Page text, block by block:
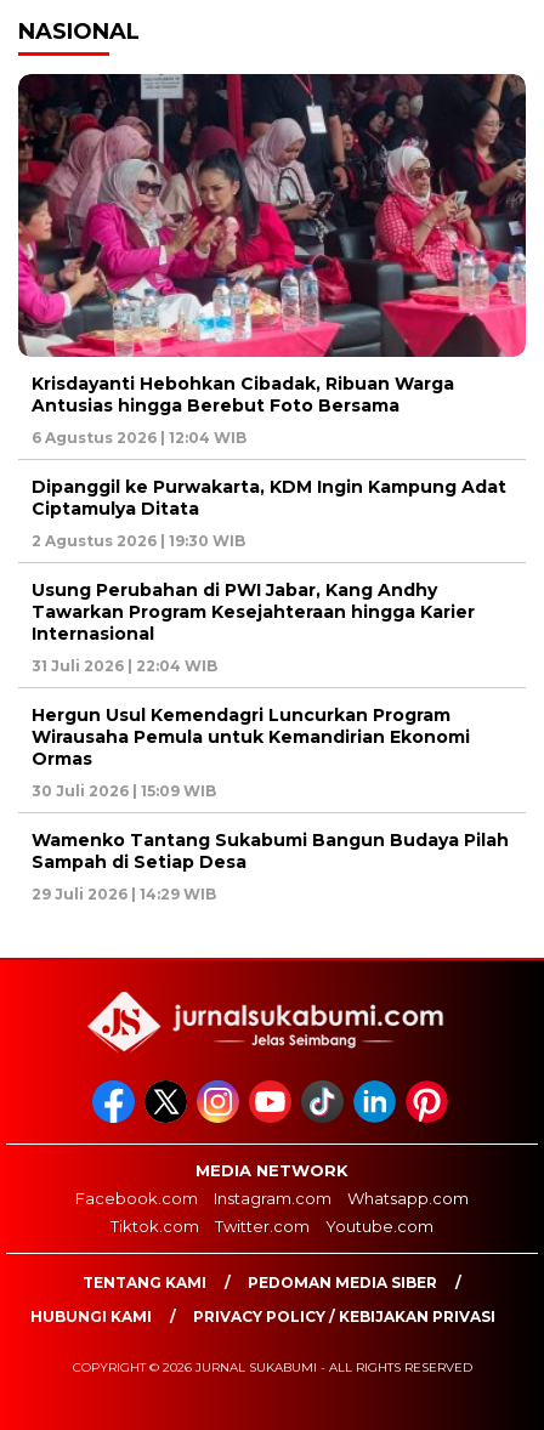
NASIONAL
Krisdayanti Hebohkan Cibadak, Ribuan Warga
Antusias hingga Berebut Foto Bersama
6 Agustus 2026 | 12:04 WIB
Dipanggil ke Purwakarta, KDM Ingin Kampung Adat
Ciptamulya Ditata
2 Agustus 2026 | 19:30 WIB
Usung Perubahan di PWI Jabar, Kang Andhy
Tawarkan Program Kesejahteraan hingga Karier
Internasional
31 Juli 2026 | 22:04 WIB
Hergun Usul Kemendagri Luncurkan Program
Wirausaha Pemula untuk Kemandirian Ekonomi
Ormas
30 Juli 2026 | 15:09 WIB
Wamenko Tantang Sukabumi Bangun Budaya Pilah
Sampah di Setiap Desa
29 Juli 2026 | 14:29 WIB
MEDIA NETWORK
Facebook.com
Instagram.com
Whatsapp.com
Tiktok.com
Twitter.com Youtube.com
TENTANG KAMI
PEDOMAN MEDIA SIBER
HUBUNGI KAMI
PRIVACY POLICY / KEBIJAKAN PRIVASI
COPYRIGHT © 2026 JURNAL SUKABUMI - ALL RIGHTS RESERVED